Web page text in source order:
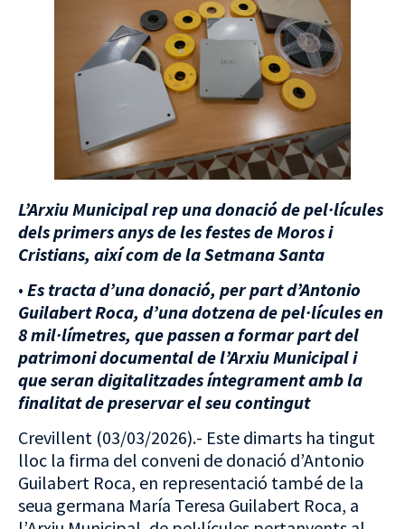
L’Arxiu Municipal rep una donació de pel·lícules
dels primers anys de les festes de Moros i
Cristians, així com de la Setmana Santa
• Es tracta d’una donació, per part d’Antonio
Guilabert Roca, d’una dotzena de pel·lícules en
8 mil·límetres, que passen a formar part del
patrimoni documental de l’Arxiu Municipal i
que seran digitalitzades íntegrament amb la
finalitat de preservar el seu contingut
Crevillent (03/03/2026).- Este dimarts ha tingut
lloc la firma del conveni de donació d’Antonio
Guilabert Roca, en representació també de la
seua germana María Teresa Guilabert Roca, a